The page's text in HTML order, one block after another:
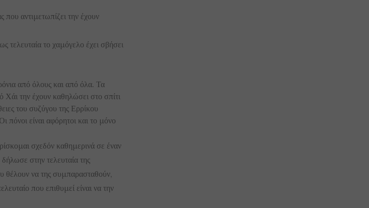
που αντιμετωπίζει την έχουν
τελευταία το χαμόγελο έχει σβήσει
από όλους και από όλα. Τα
Χάι την έχουν καθηλώσει στο σπίτι
του συζύγου της Ερρίκου
πόνοι είναι αφόρητοι και το μόνο
σχεδόν καθημερινά σε έναν
στην τελευταία της
θέλουν να της συμπαρασταθούν,
που επιθυμεί είναι να την